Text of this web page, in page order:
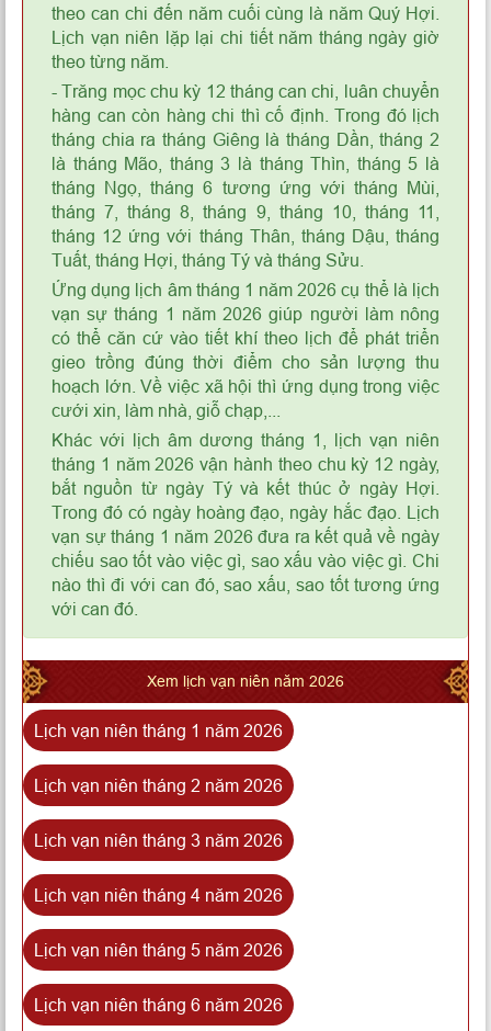
theo can chi đến năm cuối cùng là năm Quý Hợi.
Lịch vạn niên lặp lại chi tiết năm tháng ngày giờ
theo từng năm.
- Trăng mọc chu kỳ 12 tháng can chi, luân chuyển
hàng can còn hàng chi thì cố định. Trong đó lịch
tháng chia ra tháng Giêng là tháng Dần, tháng 2
là tháng Mão, tháng 3 là tháng Thìn, tháng 5 là
tháng Ngọ, tháng 6 tương ứng với tháng Mùi,
tháng 7, tháng 8, tháng 9, tháng 10, tháng 11,
tháng 12 ứng với tháng Thân, tháng Dậu, tháng
Tuất, tháng Hợi, tháng Tý và tháng Sửu.
Ứng dụng lịch âm tháng 1 năm 2026 cụ thể là lịch
vạn sự tháng 1 năm 2026 giúp người làm nông
có thể căn cứ vào tiết khí theo lịch để phát triển
gieo trồng đúng thời điểm cho sản lượng thu
hoạch lớn. Về việc xã hội thì ứng dụng trong việc
cưới xin, làm nhà, giỗ chạp,...
Khác với lịch âm dương tháng 1, lịch vạn niên
tháng 1 năm 2026 vận hành theo chu kỳ 12 ngày,
bắt nguồn từ ngày Tý và kết thúc ở ngày Hợi.
Trong đó có ngày hoàng đạo, ngày hắc đạo. Lịch
vạn sự tháng 1 năm 2026 đưa ra kết quả về ngày
chiếu sao tốt vào việc gì, sao xấu vào việc gì. Chi
nào thì đi với can đó, sao xấu, sao tốt tương ứng
với can đó.
Xem lịch vạn niên năm 2026
Lịch vạn niên tháng 1 năm 2026
Lịch vạn niên tháng 2 năm 2026
Lịch vạn niên tháng 3 năm 2026
Lịch vạn niên tháng 4 năm 2026
Lịch vạn niên tháng 5 năm 2026
Lịch vạn niên tháng 6 năm 2026